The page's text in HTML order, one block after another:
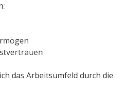
das Arbeitsumfeld durch die